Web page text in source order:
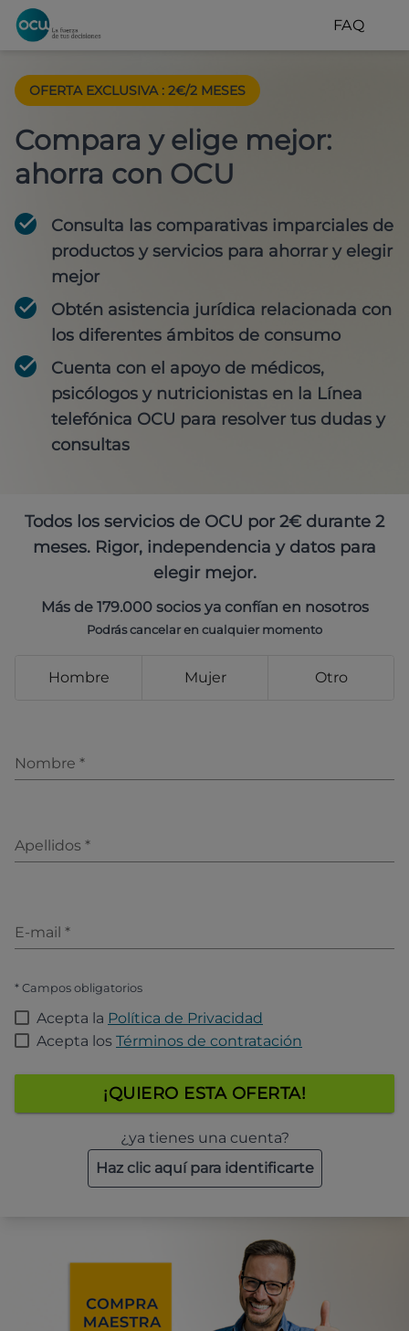
FAQ
OFERTA EXCLUSIVA : 2€/2 MESES
Compara y elige mejor:
ahorra con OCU
Consulta las comparativas imparciales de
productos y servicios para ahorrar y elegir
mejor
Obtén asistencia jurídica relacionada con
los diferentes ámbitos de consumo
Cuenta con el apoyo de médicos,
psicólogos y nutricionistas en la Línea
telefónica OCU para resolver tus dudas y
consultas
Todos los servicios de OCU por 2€ durante 2
meses. Rigor, independencia y datos para
elegir mejor.
Más de 179.000 socios ya confían en nosotros
Podrás cancelar en cualquier momento
Hombre Mujer Otro
Nombre *
Apellidos *
E-mail *
* Campos obligatorios
Acepta la Política de Privacidad
Acepta los Términos de contratación
¡QUIERO ESTA OFERTA!
¿ya tienes una cuenta?
Haz clic aquí para identificarte